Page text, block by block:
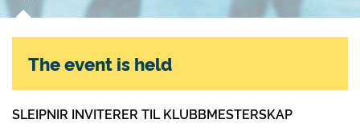
SLEIPNIR INVITERER TIL KLUBBMESTERSKAP
The event is held